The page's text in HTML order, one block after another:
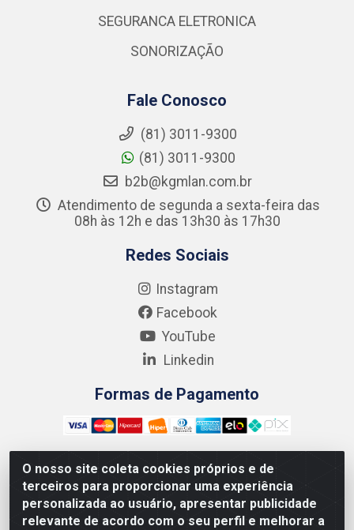
O nosso site coleta cookies próprios e de
terceiros para proporcionar uma experiência
personalizada ao usuário, apresentar publicidade
relevante de acordo com o seu perfil e melhorar a
SEGURANCA ELETRONICA
SONORIZAÇÃO
Fale Conosco
(81) 3011-9300
(81) 3011-9300
b2b@kgmlan.com.br
Atendimento de segunda a sexta-feira das
08h às 12h e das 13h30 às 17h30
Redes Sociais
Instagram
Facebook
YouTube
Linkedin
Formas de Pagamento
Kgmlan Distribuidora LTDA - CNPJ 18.217.682/0001-54 -
Rua Pedro de Barros Cavalcante, 58 - Bultrins, Olinda/PE
- CEP 53320-110